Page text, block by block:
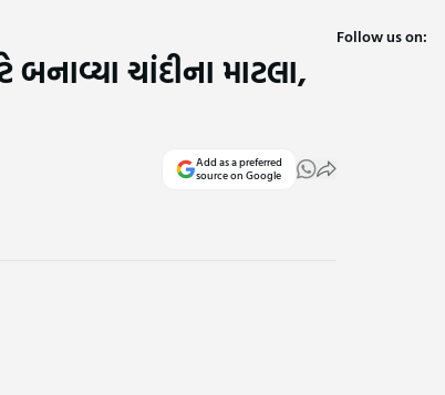
ચાંદીના માટલા,
Add as a preferred
source on Google
Follow us on: